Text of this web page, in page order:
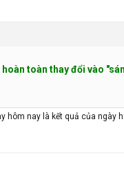
toàn thay đổi vào
hôm nay là kết quả của ngày